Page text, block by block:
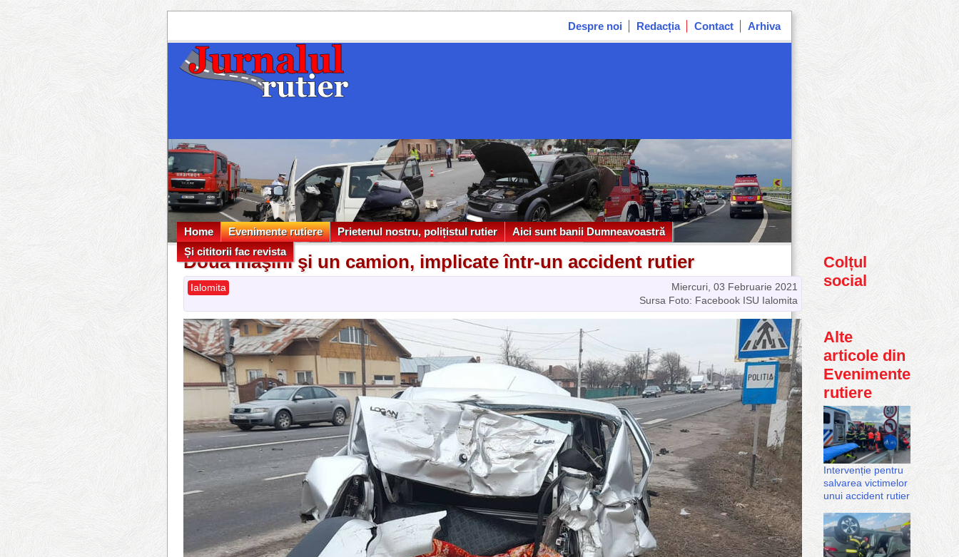
Despre noi Redacția Contact Arhiva
Home Evenimente rutiere
Evenimente rutiere
Prietenul nostru, polițistul rutier Aici sunt banii Dumneavoastră
Și cititorii fac revista
Și cititorii fac revista
Două maşini şi un camion, implicate într-un accident rutier
Miercuri, 03 Februarie 2021
Ialomita
Sursa Foto: Facebook ISU Ialomita
Colțul
social
Alte
articole din
Evenimente
rutiere
Intervenție pentru
salvarea victimelor
unui accident rutier